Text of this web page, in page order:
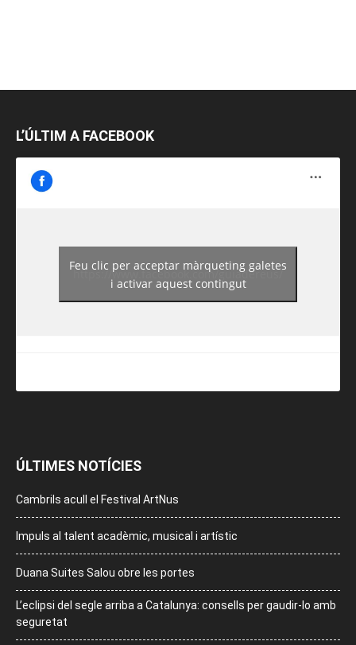
L’ÚLTIM A FACEBOOK
https://www.facebook.com/guiadereus/
Feu clic per acceptar màrqueting galetes
i activar aquest contingut
ÚLTIMES NOTÍCIES
Cambrils acull el Festival ArtNus
Impuls al talent acadèmic, musical i artístic
Duana Suites Salou obre les portes
L’eclipsi del segle arriba a Catalunya: consells per gaudir-lo amb
seguretat